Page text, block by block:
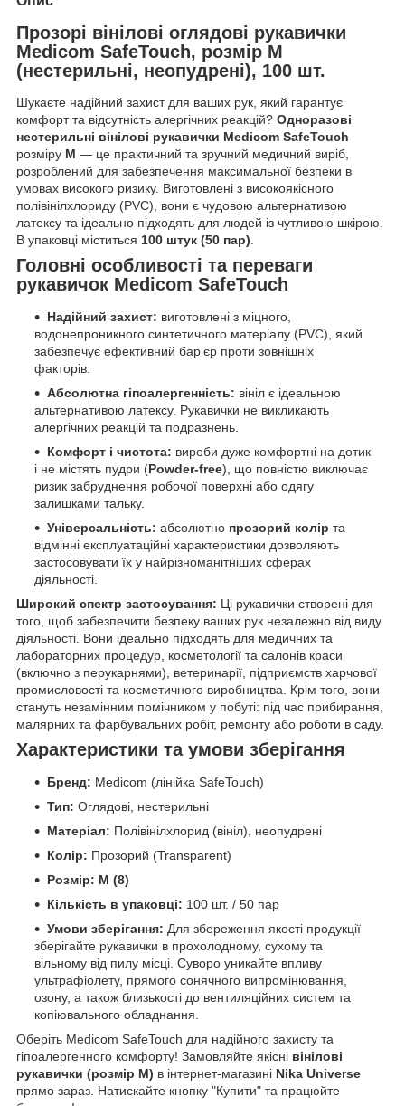
Прозорі вінілові оглядові рукавички
Medicom SafeTouch, розмір M
(нестерильні, неопудрені), 100 шт.
Шукаєте надійний захист для ваших рук, який гарантує
комфорт та відсутність алергічних реакцій? Одноразові
нестерильні вінілові рукавички Medicom SafeTouch
розміру M — це практичний та зручний медичний виріб,
розроблений для забезпечення максимальної безпеки в
умовах високого ризику. Виготовлені з високоякісного
полівінілхлориду (PVC), вони є чудовою альтернативою
латексу та ідеально підходять для людей із чутливою шкірою.
В упаковці міститься 100 штук (50 пар).
Головні особливості та переваги
рукавичок Medicom SafeTouch
Надійний захист: виготовлені з міцного,
водонепроникного синтетичного матеріалу (PVC), який
забезпечує ефективний бар'єр проти зовнішніх
факторів.
Абсолютна гіпоалергенність: вініл є ідеальною
альтернативою латексу. Рукавички не викликають
алергічних реакцій та подразнень.
Комфорт і чистота: вироби дуже комфортні на дотик
і не містять пудри (Powder-free), що повністю виключає
ризик забруднення робочої поверхні або одягу
залишками тальку.
Універсальність: абсолютно прозорий колір та
відмінні експлуатаційні характеристики дозволяють
застосовувати їх у найрізноманітніших сферах
діяльності.
Широкий спектр застосування: Ці рукавички створені для
того, щоб забезпечити безпеку ваших рук незалежно від виду
діяльності. Вони ідеально підходять для медичних та
лабораторних процедур, косметології та салонів краси
(включно з перукарнями), ветеринарії, підприємств харчової
промисловості та косметичного виробництва. Крім того, вони
стануть незамінним помічником у побуті: під час прибирання,
малярних та фарбувальних робіт, ремонту або роботи в саду.
Характеристики та умови зберігання
Бренд: Medicom (лінійка SafeTouch)
Тип: Оглядові, нестерильні
Матеріал: Полівінілхлорид (вініл), неопудрені
Колір: Прозорий (Transparent)
Розмір: M (8)
Кількість в упаковці: 100 шт. / 50 пар
Умови зберігання: Для збереження якості продукції
зберігайте рукавички в прохолодному, сухому та
вільному від пилу місці. Суворо уникайте впливу
ультрафіолету, прямого сонячного випромінювання,
озону, а також близькості до вентиляційних систем та
копіювального обладнання.
Оберіть Medicom SafeTouch для надійного захисту та
гіпоалергенного комфорту! Замовляйте якісні вінілові
рукавички (розмір M) в інтернет-магазині Nika Universe
прямо зараз. Натискайте кнопку "Купити" та працюйте